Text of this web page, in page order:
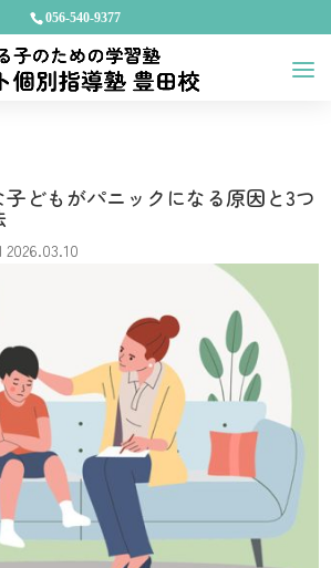
056-540-9377
どもがパニックになる原因と3つ
|2026.03.10